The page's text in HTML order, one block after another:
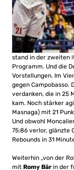
stand in der zweiten
Programm. Und die
Vorstellungen. Im
gegen Campobasso.
verdanken, die in 25
kam. Noch stärker
Masnaga) mit 21
Und obwohl
75:86 verlor, glänzte
Rebounds in 31
Weiterhin „von der
mit Romy Bärin der